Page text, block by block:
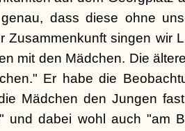
dass diese ohne
Zusammenkunft singen wir
mit den Mädchen. Die
Er habe die
Mädchen den Jungen
und dabei wohl auch "am